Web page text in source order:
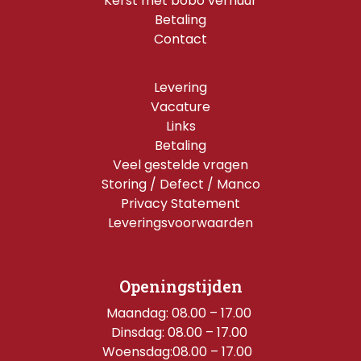
Betaling
Contact
Levering
Vacature
Links
Betaling
Veel gestelde vragen
Storing / Defect / Manco
Privacy Statement
Leveringsvoorwaarden
Openingstijden
Maandag: 08.00 – 17.00
Dinsdag: 08.00 – 17.00
Woensdag:08.00 – 17.00